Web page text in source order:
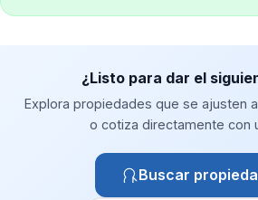
¿Listo para dar el
Explora propiedades que se ajusten
o cotiza directamente con
Buscar